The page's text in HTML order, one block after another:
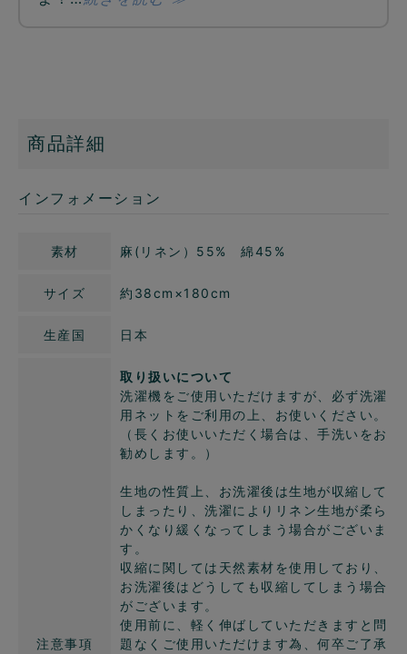
商品詳細
インフォメーション
素材 麻(リネン）55% 綿45%
サイズ 約38cm×180cm
生産国 日本
注意事項
取り扱いについて
洗濯機をご使用いただけますが、必ず洗濯
用ネットをご利用の上、お使いください。
（長くお使いいただく場合は、手洗いをお
勧めします。）
生地の性質上、お洗濯後は生地が収縮して
しまったり、洗濯によりリネン生地が柔ら
かくなり緩くなってしまう場合がございま
す。
収縮に関しては天然素材を使用しており、
お洗濯後はどうしても収縮してしまう場合
がございます。
使用前に、軽く伸ばしていただきますと問
題なくご使用いただけます為、何卒ご了承